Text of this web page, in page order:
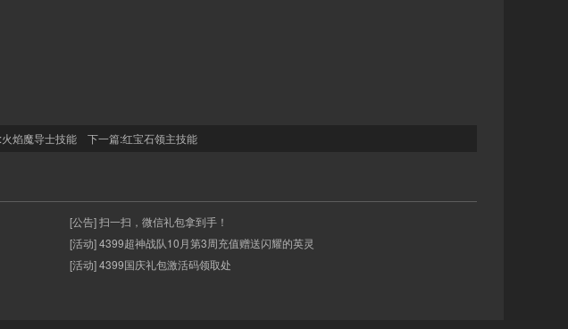
火焰魔导士技能 下一篇:红宝石领主技能
[公告] 扫一扫，微信礼包拿到手！
[活动] 4399超神战队10月第3周充值赠送闪耀的英灵
[活动] 4399国庆礼包激活码领取处